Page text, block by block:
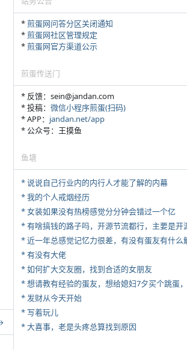
*煎蛋网问答分区关闭通知
*煎蛋网社区管理规定
*煎蛋网官方渠道公示
煎蛋传送门
* 反馈：sein@jandan.com
* 投稿： 微信小程序煎蛋(扫码)
* APP： jandan.net/app
* 公众号：王摸鱼
鱼塘
* 说说自己行业内的内行人才能了解的内幕
* 我的个人戒烟经历
* 女装如果没有热榜感觉分分钟会错过一个亿
* 近一年总感觉记忆力很差，有没有蛋友有什么
* 有没有大佬
* 如何扩大交友圈，找到合适的女朋友
* 发财从今天开始
* 写着玩儿
* 大喜事，老是头疼总算找到原因